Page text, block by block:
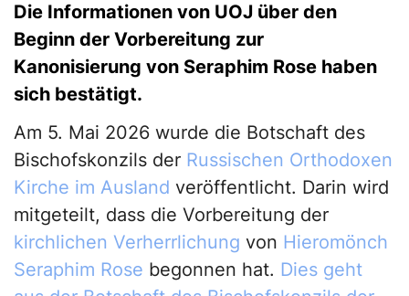
Die Informationen von UOJ über den
Beginn der Vorbereitung zur
Kanonisierung von Seraphim Rose haben
sich bestätigt.
Am 5. Mai 2026 wurde die Botschaft des
Bischofskonzils der Russischen Orthodoxen
Kirche im Ausland veröffentlicht. Darin wird
mitgeteilt, dass die Vorbereitung der
kirchlichen Verherrlichung von Hieromönch
Seraphim Rose begonnen hat. Dies geht